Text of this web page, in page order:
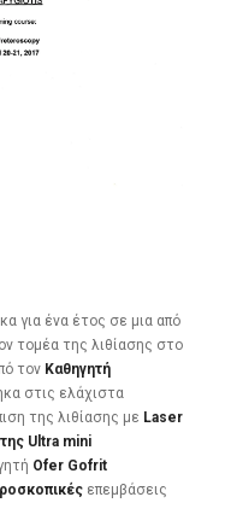
για ένα έτος σε μια από
τομέα της λιθίασης στο
τον Καθηγητή
στις ελάχιστα
της λιθίασης με Laser
Ultra mini
Ofer Gofrit
επεμβάσεις